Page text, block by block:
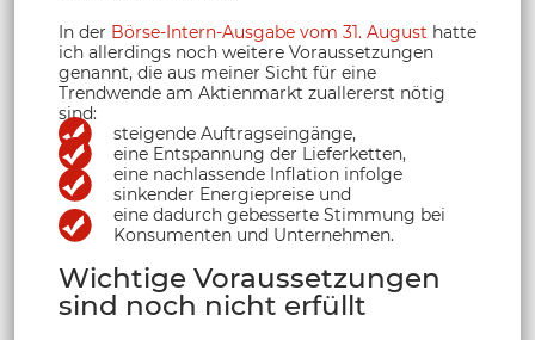
In der Börse-Intern-Ausgabe vom 31. August hatte
ich allerdings noch weitere Voraussetzungen
genannt, die aus meiner Sicht für eine
Trendwende am Aktienmarkt zuallererst nötig
sind:
steigende Auftragseingänge,
eine Entspannung der Lieferketten,
eine nachlassende Inflation infolge
sinkender Energiepreise und
eine dadurch gebesserte Stimmung bei
Konsumenten und Unternehmen.
Wichtige Voraussetzungen
sind noch nicht erfüllt